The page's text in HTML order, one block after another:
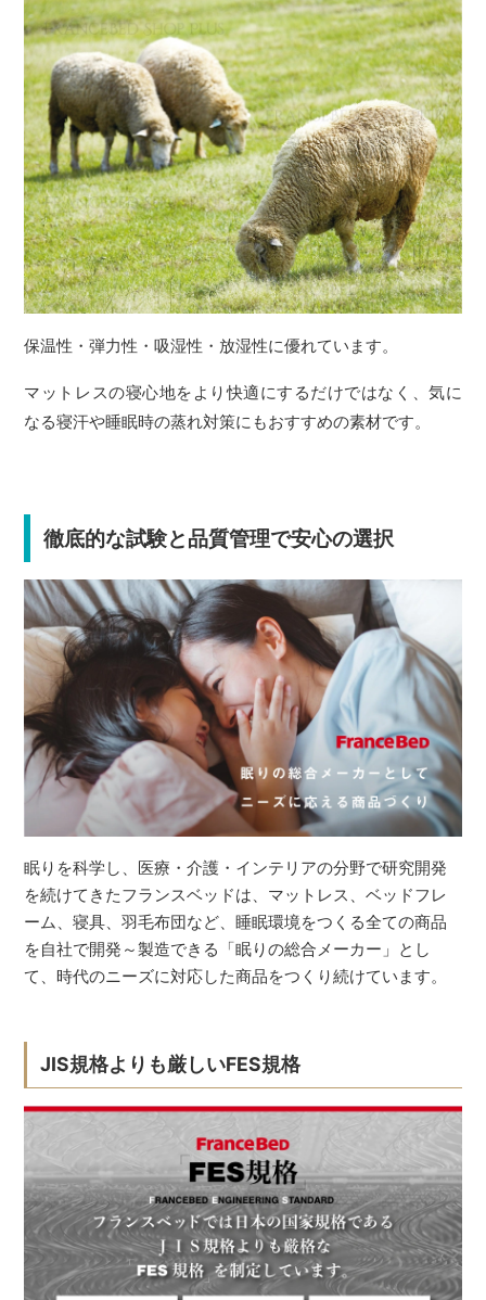
保温性・弾力性・吸湿性・放湿性に優れています。
マットレスの寝心地をより快適にするだけではなく、気に
なる寝汗や睡眠時の蒸れ対策にもおすすめの素材です。
徹底的な試験と品質管理で安心の選択
眠りを科学し、医療・介護・インテリアの分野で研究開発
を続けてきたフランスベッドは、マットレス、ベッドフレ
ーム、寝具、羽毛布団など、睡眠環境をつくる全ての商品
を自社で開発～製造できる「眠りの総合メーカー」とし
て、時代のニーズに対応した商品をつくり続けています。
JIS規格よりも厳しいFES規格